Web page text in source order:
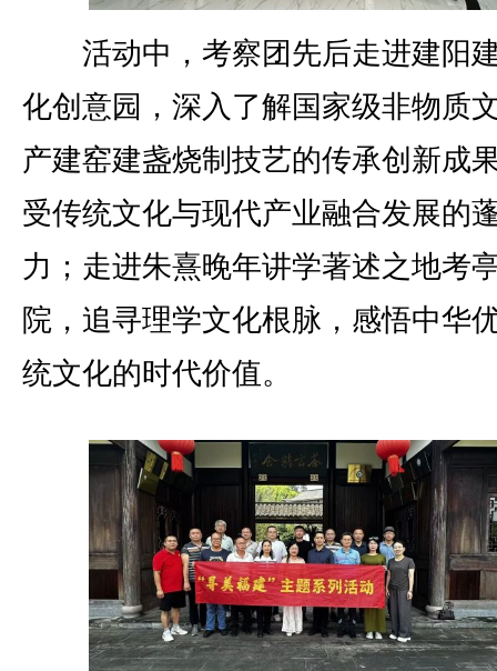
活动中，考察团先后走进建阳
化创意园，深入了解国家级非物质
产建窑建盏烧制技艺的传承创新成
受传统文化与现代产业融合发展的
力；走进朱熹晚年讲学著述之地考
院，追寻理学文化根脉，感悟中华
统文化的时代价值。